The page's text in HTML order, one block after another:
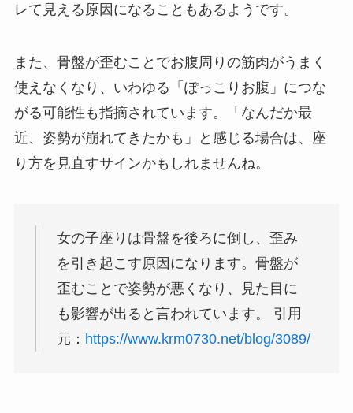
レて見える原因になることもあるようです。
また、骨盤が歪むことでお腹周りの筋肉がうまく
使えなくなり、いわゆる「ぽっこりお腹」につな
がる可能性も指摘されています。「なんだか最
近、姿勢が崩れてきたかも」と感じる場合は、座
り方を見直すサインかもしれませんね。
女の子座りは骨盤を後ろに倒し、歪み
を引き起こす原因になります。骨盤が
歪むことで姿勢が悪くなり、見た目に
も影響が出ると言われています。 引用
元： https://www.krm0730.net/blog/3089/